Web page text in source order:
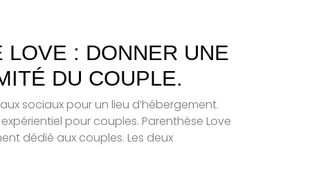
LOVE : DONNER UNE
DU COUPLE.
sociaux pour un lieu d’hébergement.
pour couples. Parenthèse Love
dédié aux couples. Les deux